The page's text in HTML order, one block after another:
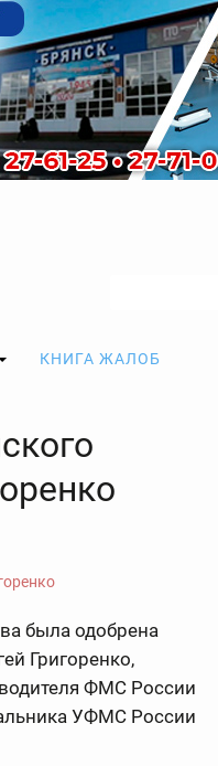
КНИГА ЖАЛОБ
была одобрена
Григоренко,
ФМС России
УФМС России